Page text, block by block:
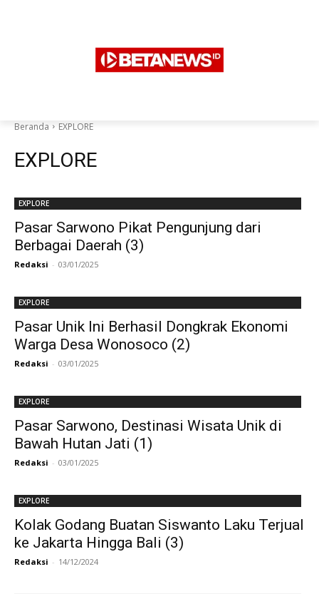
Beranda EXPLORE
EXPLORE
EXPLORE
Pasar Sarwono Pikat Pengunjung dari
Berbagai Daerah (3)
Redaksi - 03/01/2025
EXPLORE
Pasar Unik Ini Berhasil Dongkrak Ekonomi
Warga Desa Wonosoco (2)
Redaksi - 03/01/2025
EXPLORE
Pasar Sarwono, Destinasi Wisata Unik di
Bawah Hutan Jati (1)
Redaksi - 03/01/2025
EXPLORE
Kolak Godang Buatan Siswanto Laku Terjual
ke Jakarta Hingga Bali (3)
Redaksi - 14/12/2024